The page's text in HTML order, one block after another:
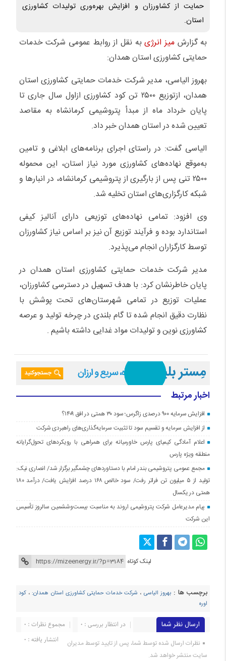
حمایت از کشاورزان و افزایش بهره‌وری تولیدات کشاورزی
استان.
به گزارشمیز انرژیبه نقل از روابط عمومی شرکت خدمات
حمایتی کشاورزی استان همدان:
بهروز الیاسی، مدیر شرکت خدمات حمایتی کشاورزی استان
همدان، ازتوزیع ۲۵۰۰ تن کود کشاورزی ازاول سال جاری تا
پایان خرداد ماه از مبدأ پتروشیمی کرمانشاه به مقاصد
تعیین‌ شده در استان همدان خبر داد.
الیاسی گفت: در راستای اجرای برنامه‌های ابلاغی و تامین
به‌موقع نهاده‌های کشاورزی مورد نیاز استان، این محموله
۲۵۰۰ تنی پس از بارگیری از پتروشیمی کرمانشاه، در انبارها و
شبکه کارگزاری‌های استان تخلیه شد.
وی افزود: تمامی نهاده‌های توزیعی دارای آنالیز کیفی
استاندارد بوده و فرآیند توزیع آن نیز بر اساس نیاز کشاورزان
توسط کارگزاران انجام می‌پذیرد.
مدیر شرکت خدمات حمایتی کشاورزی استان همدان در
پایان خاطرنشان کرد: با هدف تسهیل در دسترسی کشاورزان،
عملیات توزیع در تمامی شهرستان‌های تحت پوشش با
نظارت دقیق انجام شده تا گام بلندی در چرخه تولید و عرصه
کشاورزی نوین و تولیدات مواد غدایی داشته باشیم .
اخبار مرتبط
افزایش سرمایه ۹۰۰ درصدی زاگرس؛ سود ۳۰ همتی در افق ۱۴۰۹؟
از افزایش سرمایه و تقسیم سود تا تثبیت سرمایه‌گذاری‌های راهبردی شرکت
اعلام آمادگی کیمیای پارس خاورمیانه برای همراهی با رویکردهای تحول‌گرایانه
منطقه ویژه پارس
مجمع عمومی پتروشیمی بندر امام با دستاوردهای چشمگیر برگزار شد/ انصاری نیک:
تولید از ۵ میلیون تن فراتر رفت/ سود خالص ۱۶۸ درصد افزایش یافت/ درآمد ۱۸۰
همتی در یکسال
پیام مدیرعامل شرکت پتروشیمی اروند به مناسبت بیست‌و‌ششمین سالروز تأسیس
این شرکت
لینک کوتاه
برچسب ها : بهروز الیاسی ، شرکت خدمات حمایتی کشاورزی استان همدان: ، کود
اوره
ارسال نظر شما مجموع نظرات : 0
در انتظار بررسی : 0
انتشار یافته : 0
نظرات ارسال شده توسط شما، پس از تایید توسط مدیران
سایت منتشر خواهد شد.